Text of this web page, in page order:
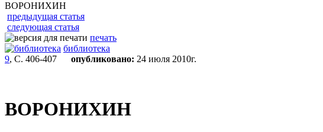
ВОРОНИХИН
предыдущая статья
следующая статья
печать
библиотека
9, С. 406-407 опубликовано: 24 июля 2010г.
ВОРОНИХИН